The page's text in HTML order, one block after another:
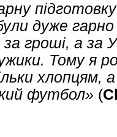
дуже
гроші, а за
Тому я
хлопцям,
футбол» (